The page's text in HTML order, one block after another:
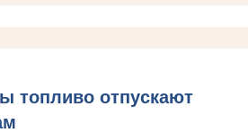
топливо отпускают